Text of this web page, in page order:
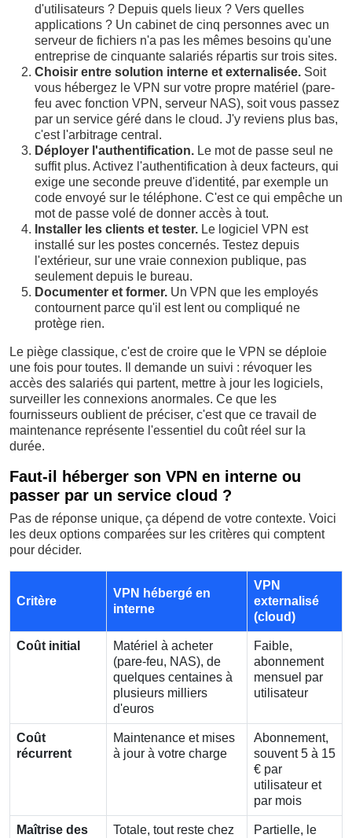
d'utilisateurs ? Depuis quels lieux ? Vers quelles
applications ? Un cabinet de cinq personnes avec un
serveur de fichiers n'a pas les mêmes besoins qu'une
entreprise de cinquante salariés répartis sur trois sites.
Choisir entre solution interne et externalisée. Soit
vous hébergez le VPN sur votre propre matériel (pare-
feu avec fonction VPN, serveur NAS), soit vous passez
par un service géré dans le cloud. J'y reviens plus bas,
c'est l'arbitrage central.
Déployer l'authentification. Le mot de passe seul ne
suffit plus. Activez l'authentification à deux facteurs, qui
exige une seconde preuve d'identité, par exemple un
code envoyé sur le téléphone. C'est ce qui empêche un
mot de passe volé de donner accès à tout.
Installer les clients et tester. Le logiciel VPN est
installé sur les postes concernés. Testez depuis
l'extérieur, sur une vraie connexion publique, pas
seulement depuis le bureau.
Documenter et former. Un VPN que les employés
contournent parce qu'il est lent ou compliqué ne
protège rien.
Le piège classique, c'est de croire que le VPN se déploie
une fois pour toutes. Il demande un suivi : révoquer les
accès des salariés qui partent, mettre à jour les logiciels,
surveiller les connexions anormales. Ce que les
fournisseurs oublient de préciser, c'est que ce travail de
maintenance représente l'essentiel du coût réel sur la
durée.
Faut-il héberger son VPN en interne ou
passer par un service cloud ?
Pas de réponse unique, ça dépend de votre contexte. Voici
les deux options comparées sur les critères qui comptent
pour décider.
Critère
VPN hébergé en
interne
VPN
externalisé
(cloud)
Coût initial
Matériel à acheter
(pare-feu, NAS), de
quelques centaines à
plusieurs milliers
d'euros
Faible,
abonnement
mensuel par
utilisateur
Coût
récurrent
Maintenance et mises
à jour à votre charge
Abonnement,
souvent 5 à 15
€ par
utilisateur et
par mois
Maîtrise des
Totale, tout reste chez
Partielle, le